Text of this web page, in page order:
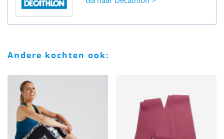
andere kochten ook: